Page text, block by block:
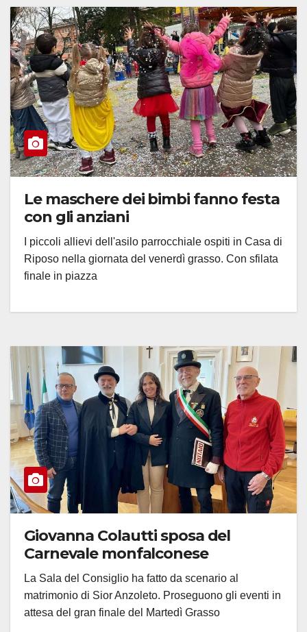
Le maschere dei bimbi fanno festa
con gli anziani
I piccoli allievi dell'asilo parrocchiale ospiti in Casa di
Riposo nella giornata del venerdì grasso. Con sfilata
finale in piazza
Giovanna Colautti sposa del
Carnevale monfalconese
La Sala del Consiglio ha fatto da scenario al
matrimonio di Sior Anzoleto. Proseguono gli eventi in
attesa del gran finale del Martedì Grasso